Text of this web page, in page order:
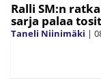
Ralli SM:n
sarja palaa
Taneli Niinimäki |